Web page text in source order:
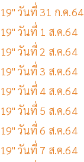
วันที่ 31 ก.ค.64
วันที่ 1 ส.ค.64
วันที่ 2 ส.ค.64
วันที่ 3 ส.ค.64
วันที่ 4 ส.ค.64
วันที่ 5 ส.ค.64
วันที่ 6 ส.ค.64
วันที่ 7 ส.ค.64